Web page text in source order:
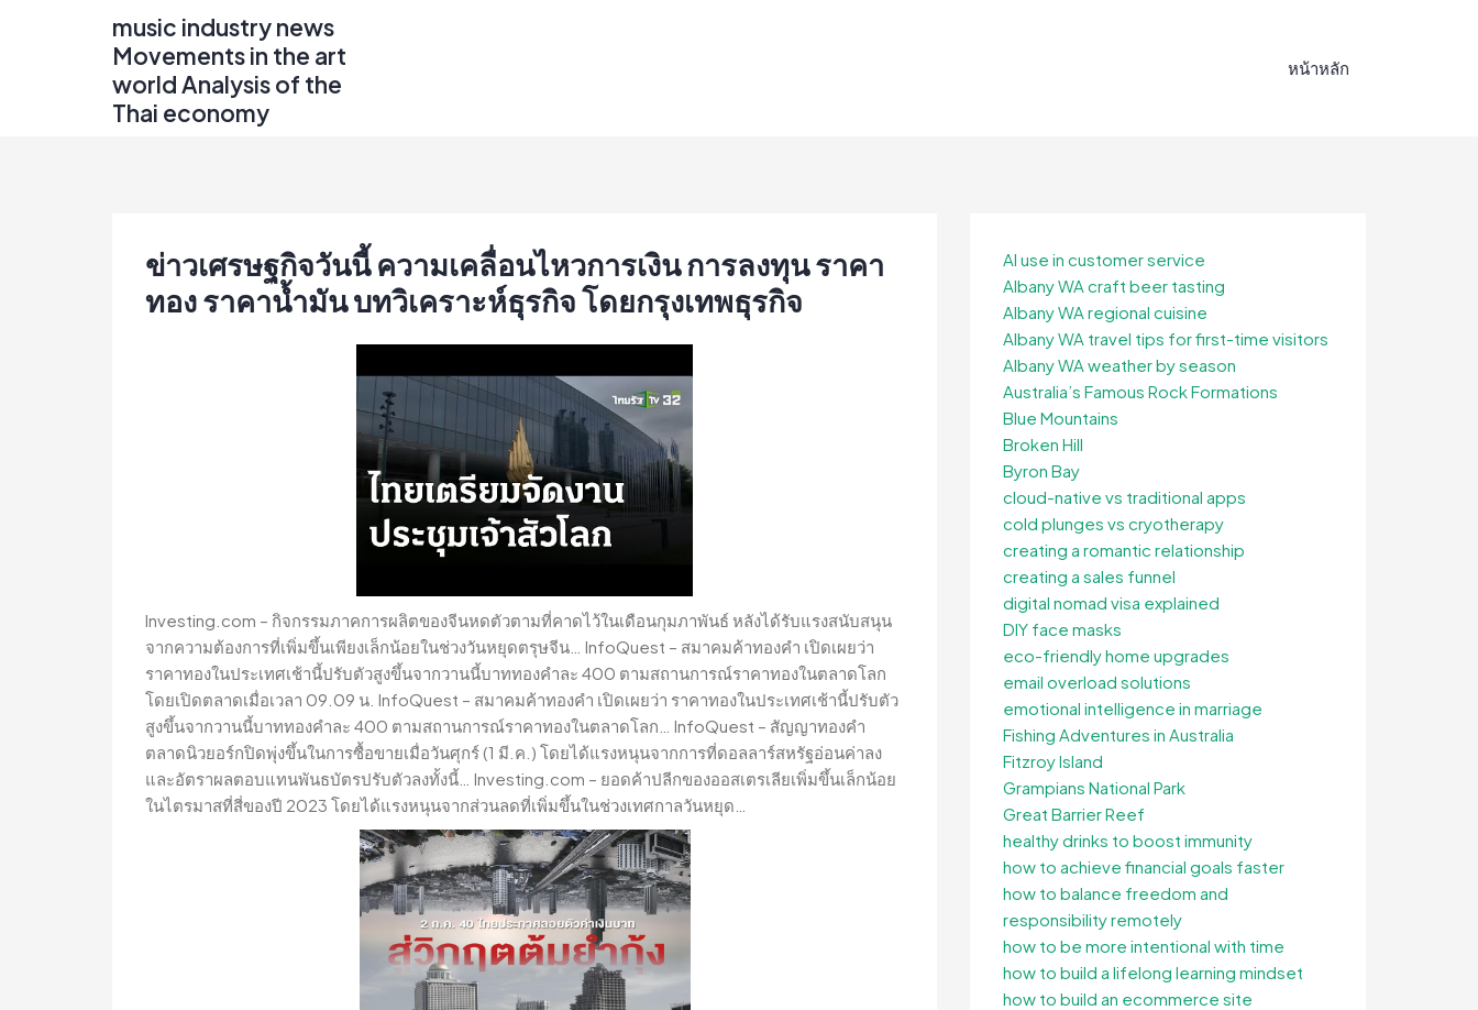
music industry news
Movements in the art
world Analysis of the
Thai economy
หน้าหลัก
ข่าวเศรษฐกิจวันนี้ ความเคลื่อนไหวการเงิน การลงทุน ราคา
ทอง ราคาน้ำมัน บทวิเคราะห์ธุรกิจ โดยกรุงเทพธุรกิจ
Investing.com – กิจกรรมภาคการผลิตของจีนหดตัวตามที่คาดไว้ในเดือนกุมภาพันธ์ หลังได้รับแรงสนับสนุน
จากความต้องการที่เพิ่มขึ้นเพียงเล็กน้อยในช่วงวันหยุดตรุษจีน… InfoQuest – สมาคมค้าทองคำ เปิดเผยว่า
ราคาทองในประเทศเช้านี้ปรับตัวสูงขึ้นจากวานนี้บาททองคำละ 400 ตามสถานการณ์ราคาทองในตลาดโลก
โดยเปิดตลาดเมื่อเวลา 09.09 น. InfoQuest – สมาคมค้าทองคำ เปิดเผยว่า ราคาทองในประเทศเช้านี้ปรับตัว
สูงขึ้นจากวานนี้บาททองคำละ 400 ตามสถานการณ์ราคาทองในตลาดโลก… InfoQuest – สัญญาทองคำ
ตลาดนิวยอร์กปิดพุ่งขึ้นในการซื้อขายเมื่อวันศุกร์ (1 มี.ค.) โดยได้แรงหนุนจากการที่ดอลลาร์สหรัฐอ่อนค่าลง
และอัตราผลตอบแทนพันธบัตรปรับตัวลงทั้งนี้… Investing.com – ยอดค้าปลีกของออสเตรเลียเพิ่มขึ้นเล็กน้อย
ในไตรมาสที่สี่ของปี 2023 โดยได้แรงหนุนจากส่วนลดที่เพิ่มขึ้นในช่วงเทศกาลวันหยุด…
AI use in customer service
Albany WA craft beer tasting
Albany WA regional cuisine
Albany WA travel tips for first-time visitors
Albany WA weather by season
Australia’s Famous Rock Formations
Blue Mountains
Broken Hill
Byron Bay
cloud-native vs traditional apps
cold plunges vs cryotherapy
creating a romantic relationship
creating a sales funnel
digital nomad visa explained
DIY face masks
eco-friendly home upgrades
email overload solutions
emotional intelligence in marriage
Fishing Adventures in Australia
Fitzroy Island
Grampians National Park
Great Barrier Reef
healthy drinks to boost immunity
how to achieve financial goals faster
how to balance freedom and
responsibility remotely
how to be more intentional with time
how to build a lifelong learning mindset
how to build an ecommerce site